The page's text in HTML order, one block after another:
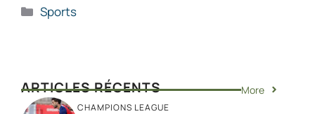
Catégories
Sports
ARTICLES RÉCENTS More
CHAMPIONS LEAGUE